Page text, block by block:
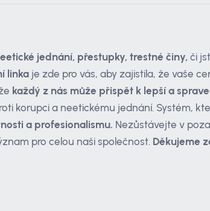
jednání, přestupky, trestné činy, či
linka je zde pro vás, aby zajistila, že vaše
každý z nás může přispět k lepší a
korupci a neetickému jednání. Systém,
a profesionalismu. Nezůstávejte v
pro celou naši společnost. Děkujeme